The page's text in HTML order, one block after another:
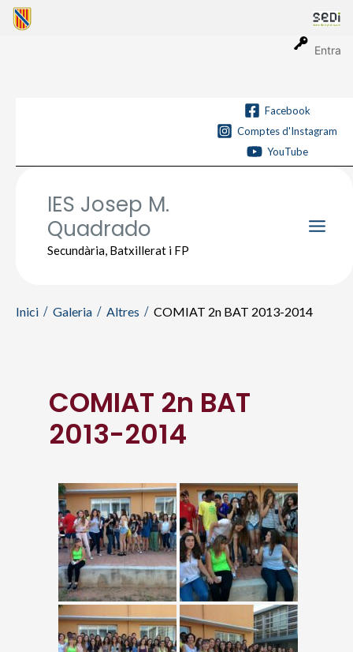
Entra
Vés
Facebook
Comptes d'Instagram
YouTube
IES Josep M.
Quadrado
Secundària, Batxillerat i FP
Inici Galeria Altres COMIAT 2n BAT 2013-2014
COMIAT 2n BAT
2013-2014